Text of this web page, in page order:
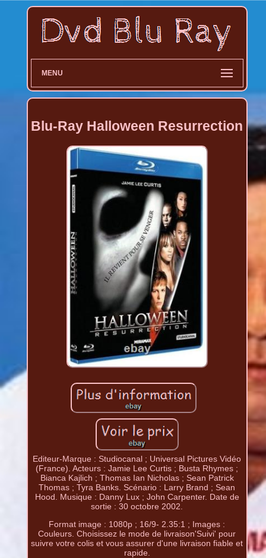
MENU
Blu-Ray Halloween Resurrection
Editeur-Marque : Studiocanal ; Universal Pictures Vidéo
(France). Acteurs : Jamie Lee Curtis ; Busta Rhymes ;
Bianca Kajlich ; Thomas Ian Nicholas ; Sean Patrick
Thomas ; Tyra Banks. Scénario : Larry Brand ; Sean
Hood. Musique : Danny Lux ; John Carpenter. Date de
sortie : 30 octobre 2002.
Format image : 1080p ; 16/9- 2.35:1 ; Images :
Couleurs. Choisissez le mode de livraison'Suivi' pour
suivre votre colis et vous assurer d'une livraison fiable et
rapide.